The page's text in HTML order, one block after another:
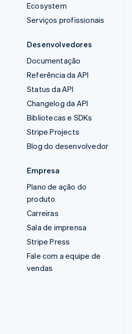
Ecosystem
Serviços profissionais
Desenvolvedores
Documentação
Referência da API
Status da API
Changelog da API
Bibliotecas e SDKs
Stripe Projects
Blog do desenvolvedor
Empresa
Plano de ação do
produto
Carreiras
Sala de imprensa
Stripe Press
Fale com a equipe de
vendas